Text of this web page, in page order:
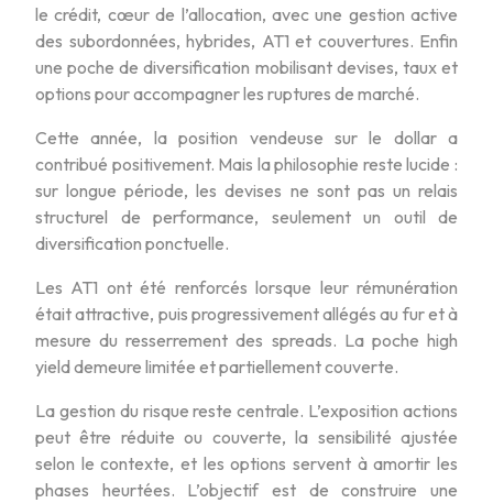
le crédit, cœur de l’allocation, avec une gestion active
des subordonnées, hybrides, AT1 et couvertures. Enfin
une poche de diversification mobilisant devises, taux et
options pour accompagner les ruptures de marché.
Cette année, la position vendeuse sur le dollar a
contribué positivement. Mais la philosophie reste lucide :
sur longue période, les devises ne sont pas un relais
structurel de performance, seulement un outil de
diversification ponctuelle.
Les AT1 ont été renforcés lorsque leur rémunération
était attractive, puis progressivement allégés au fur et à
mesure du resserrement des spreads. La poche high
yield demeure limitée et partiellement couverte.
La gestion du risque reste centrale. L’exposition actions
peut être réduite ou couverte, la sensibilité ajustée
selon le contexte, et les options servent à amortir les
phases heurtées. L’objectif est de construire une